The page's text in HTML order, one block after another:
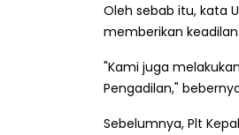
Oleh sebab itu, kata
memberikan
"Kami juga
Pengadilan,"
Sebelumnya, Plt